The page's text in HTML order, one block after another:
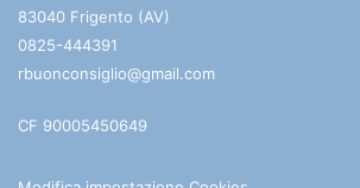
83040 Frigento (AV)
0825-444391
rbuonconsiglio@gmail.com
CF 90005450649